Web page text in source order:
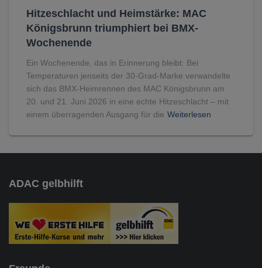
Hitzeschlacht und Heimstärke: MAC
Königsbrunn triumphiert bei BMX-
Wochenende
Ein Wochenende, das in Erinnerung bleibt: Bei
Temperaturen jenseits der 30-Grad-Marke verwandelte
sich das BMX-Heimrennen des MAC Königsbrunn am
20. und 21. Juni 2026 in eine echte Hitzeschlacht – mit
einem überragenden Ausgang für die Weiterlesen
ADAC gelbhilft